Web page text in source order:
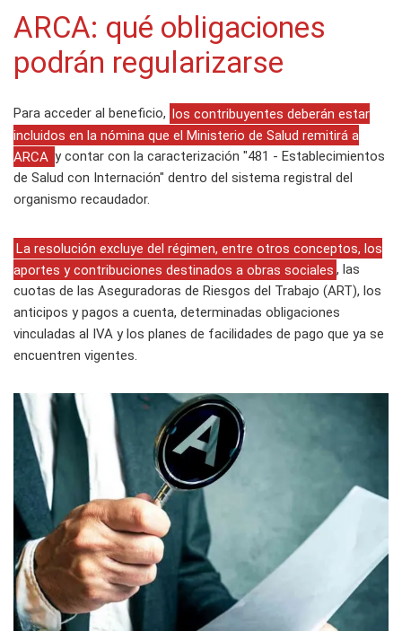
ARCA: qué obligaciones
podrán regularizarse
Para acceder al beneficio, los contribuyentes deberán estar
incluidos en la nómina que el Ministerio de Salud remitirá a
ARCA y contar con la caracterización "481 - Establecimientos
de Salud con Internación" dentro del sistema registral del
organismo recaudador.
La resolución excluye del régimen, entre otros conceptos, los
aportes y contribuciones destinados a obras sociales , las
cuotas de las Aseguradoras de Riesgos del Trabajo (ART), los
anticipos y pagos a cuenta, determinadas obligaciones
vinculadas al IVA y los planes de facilidades de pago que ya se
encuentren vigentes.